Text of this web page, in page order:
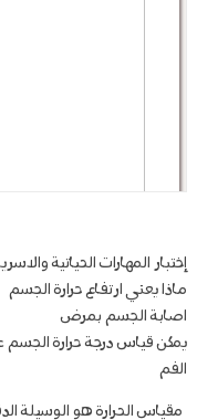
إختبار المهارات الحياتية
ماذا يعني ارتفاع حرارة الجسم
اصابة الجسم بمرض
يمكن قياس درجة حرارة
الفم
مقياس الحرارة هو الوسيلة